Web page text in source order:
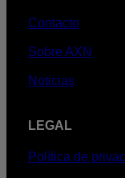
Contacto
Sobre AXN
Noticias
LEGAL
Política de